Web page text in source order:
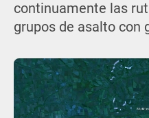
continuamente las
grupos de asalto con